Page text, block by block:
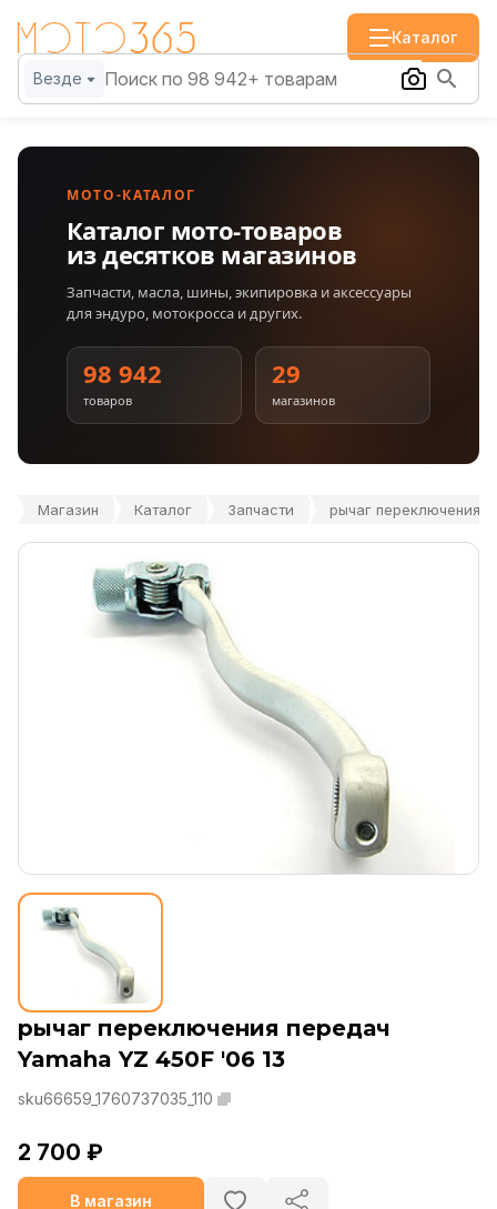
Каталог
Везде
МОТО-КАТАЛОГ
Каталог мото-товаров
из десятков магазинов
Запчасти, масла, шины, экипировка и аксессуары
для эндуро, мотокросса и других.
98 942
товаров
29
магазинов
Магазин Каталог Запчасти рычаг переключения
рычаг переключения передач
Yamaha YZ 450F '06 13
sku66659_1760737035_110
2 700 ₽
В магазин